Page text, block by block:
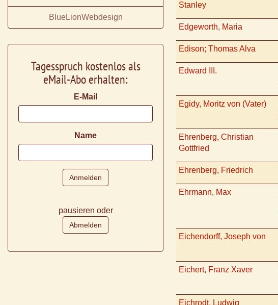
Stanley
Edgeworth, Maria
Edison; Thomas Alva
Edward III.
Egidy, Moritz von (Vater)
Ehrenberg, Christian
Gottfried
Ehrenberg, Friedrich
Ehrmann, Max
Eichendorff, Joseph von
Eichert, Franz Xaver
Eichrodt, Ludwig
BlueLionWebdesign
Tagesspruch kostenlos als
eMail-Abo erhalten:
E-Mail
Name
pausieren oder